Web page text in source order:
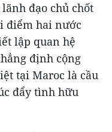
đạo chủ chốt
điểm hai nước
lập quan hệ
định cộng
tại Maroc là cầu
đẩy tình hữu